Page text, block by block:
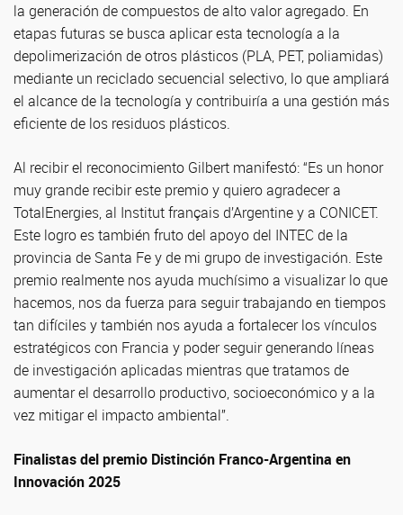
la generación de compuestos de alto valor agregado. En
etapas futuras se busca aplicar esta tecnología a la
depolimerización de otros plásticos (PLA, PET, poliamidas)
mediante un reciclado secuencial selectivo, lo que ampliará
el alcance de la tecnología y contribuiría a una gestión más
eficiente de los residuos plásticos.
Al recibir el reconocimiento Gilbert manifestó: “Es un honor
muy grande recibir este premio y quiero agradecer a
TotalEnergies, al Institut français d’Argentine y a CONICET.
Este logro es también fruto del apoyo del INTEC de la
provincia de Santa Fe y de mi grupo de investigación. Este
premio realmente nos ayuda muchísimo a visualizar lo que
hacemos, nos da fuerza para seguir trabajando en tiempos
tan difíciles y también nos ayuda a fortalecer los vínculos
estratégicos con Francia y poder seguir generando líneas
de investigación aplicadas mientras que tratamos de
aumentar el desarrollo productivo, socioeconómico y a la
vez mitigar el impacto ambiental”.
Finalistas del premio Distinción Franco-Argentina en
Innovación 2025